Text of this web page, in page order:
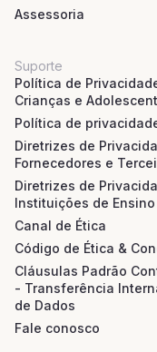
Assessoria
Suporte
Política de
Crianças e
Política de
Diretrizes de
Fornecedores e
Diretrizes de
Instituições de Ensino
Canal de Ética
Código de Ética &
Cláusulas Padrão
- Transferência
de Dados
Fale conosco